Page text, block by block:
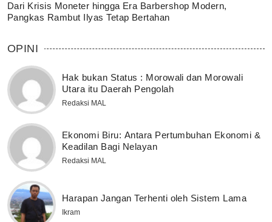
Dari Krisis Moneter hingga Era Barbershop Modern,
Pangkas Rambut Ilyas Tetap Bertahan
OPINI
Hak bukan Status : Morowali dan Morowali
Utara itu Daerah Pengolah
Redaksi MAL
Ekonomi Biru: Antara Pertumbuhan Ekonomi &
Keadilan Bagi Nelayan
Redaksi MAL
Harapan Jangan Terhenti oleh Sistem Lama
Ikram